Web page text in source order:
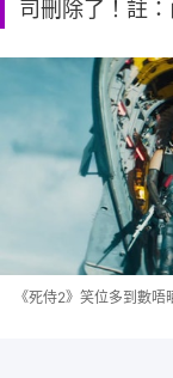
司刪除了！註：
《死侍2》笑位多到數